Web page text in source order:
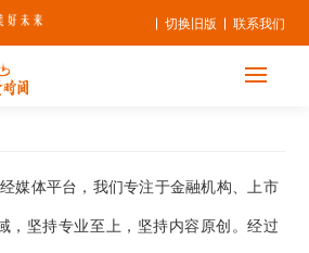
联系我们
切换旧版
媒体平台，我们专注于金融机构、上市
，坚持专业至上，坚持内容原创。经过